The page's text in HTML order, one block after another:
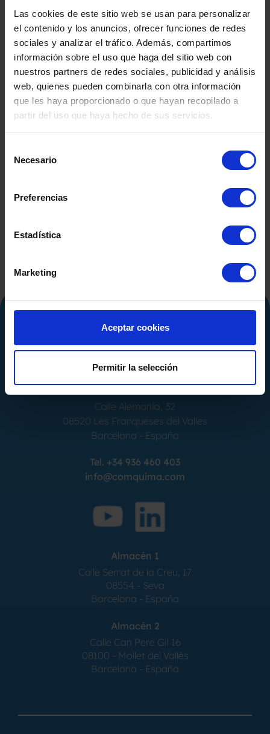
Las cookies de este sitio web se usan para personalizar
el contenido y los anuncios, ofrecer funciones de redes
sociales y analizar el tráfico. Además, compartimos
información sobre el uso que haga del sitio web con
nuestros partners de redes sociales, publicidad y análisis
web, quienes pueden combinarla con otra información
que les haya proporcionado o que hayan recopilado a
partir del uso que haya hecho de sus servicios.
Necesario
Preferencias
Estadística
Marketing
Aceptar cookies
Permitir la selección
Calle Alemania, 32
08520 Les Franqueses del Valles
Barcelona - España
Tel. +34 936 460 403
info@comquima.com
Almacén 1
Calle Serrat de la Creu, 17
08554 - Seva
Barcelona - España
Almacén 2
Calle Can Pere Gil 16
08100 - Mollet del Vallés
Barcelona - España